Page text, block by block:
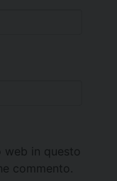
web in questo
commento.